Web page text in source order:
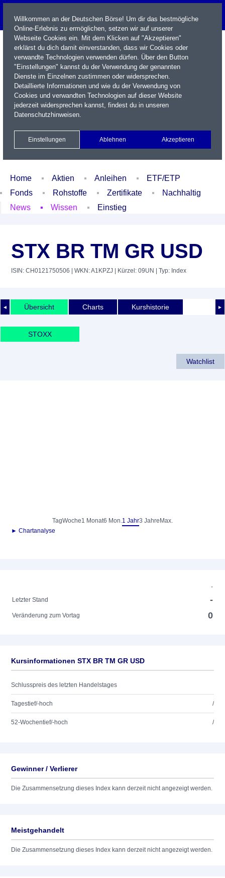
Name / WKN / ISIN / Kürzel
Xetra Realtime
Watchlist Portfolio Login
Home Aktien Anleihen
ETF/ETP
Fonds
Rohstoffe Zertifikate
Nachhaltig
News
Wissen Einstieg
STX BR TM GR USD
ISIN: CH0121750506 | WKN: A1KPZJ | Kürzel: 09UN | Typ: Index
◄ ►
Übersicht Charts Kurshistorie
STOXX
Watchlist
TagWoche1 Monat6 Mon.1 Jahr3 Jahre Max.
► Chartanalyse
-
Letzter Stand
-
Veränderung zum Vortag 0
Kursinformationen STX BR TM GR USD
Schlusspreis des letzten Handelstages
Tagestief/-hoch /
52-Wochentief/-hoch /
Gewinner / Verlierer
Die Zusammensetzung dieses Index kann derzeit nicht angezeigt werden.
Meistgehandelt
Die Zusammensetzung dieses Index kann derzeit nicht angezeigt werden.
Willkommen an der Deutschen Börse! Um dir das bestmögliche
Online-Erlebnis zu ermöglichen, setzen wir auf unserer
Webseite Cookies ein. Mit dem Klicken auf "Akzeptieren"
erklärst du dich damit einverstanden, dass wir Cookies oder
verwandte Technologien verwenden dürfen. Über den Button
"Einstellungen" kannst du der Verwendung der genannten
Dienste im Einzelnen zustimmen oder widersprechen.
Detaillierte Informationen und wie du der Verwendung von
Cookies und verwandten Technologien auf dieser Website
jederzeit widersprechen kannst, findest du in unseren
Datenschutzhinweisen.
Einstellungen Ablehnen Akzeptieren